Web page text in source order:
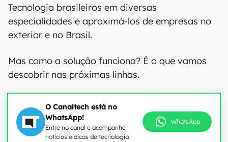
Tecnologia brasileiros em diversas
especialidades e aproximá-los de empresas no
exterior e no Brasil.
Mas como a solução funciona? É o que vamos
descobrir nas próximas linhas.
O Canaltech está no
WhatsApp!
Entre no canal e acompanhe
notícias e dicas de tecnologia
WhatsApp